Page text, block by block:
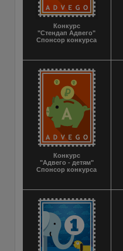
Конкурс
"Стендап Адвего"
Спонсор конкурса
Конкурс
"Адвего - детям"
Спонсор конкурса